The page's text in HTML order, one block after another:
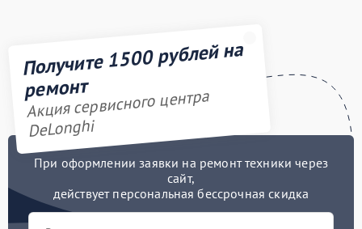
Получите 1500 рублей на
ремонт
Акция сервисного центра
DeLonghi
При оформлении заявки на ремонт техники через
сайт,
действует персональная бессрочная скидка